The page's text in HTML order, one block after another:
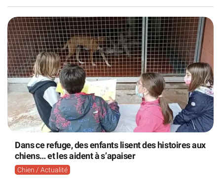
Dans ce refuge, des enfants lisent des histoires aux
chiens… et les aident à s’apaiser
Chien / Actualité